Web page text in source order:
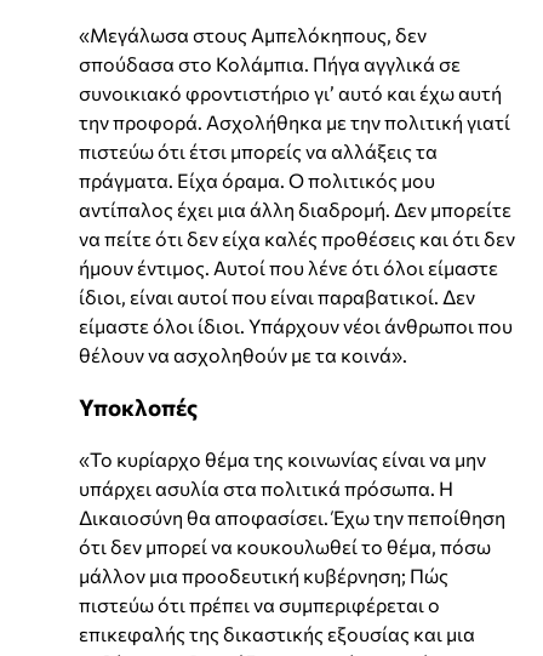
«Μεγάλωσα στους Αμπελόκηπους, δεν
σπούδασα στο Κολάμπια. Πήγα αγγλικά σε
συνοικιακό φροντιστήριο γι’ αυτό και έχω αυτή
την προφορά. Ασχολήθηκα με την πολιτική γιατί
πιστεύω ότι έτσι μπορείς να αλλάξεις τα
πράγματα. Είχα όραμα. Ο πολιτικός μου
αντίπαλος έχει μια άλλη διαδρομή. Δεν μπορείτε
να πείτε ότι δεν είχα καλές προθέσεις και ότι δεν
ήμουν έντιμος. Αυτοί που λένε ότι όλοι είμαστε
ίδιοι, είναι αυτοί που είναι παραβατικοί. Δεν
είμαστε όλοι ίδιοι. Υπάρχουν νέοι άνθρωποι που
θέλουν να ασχοληθούν με τα κοινά».
Υποκλοπές
«Το κυρίαρχο θέμα της κοινωνίας είναι να μην
υπάρχει ασυλία στα πολιτικά πρόσωπα. Η
Δικαιοσύνη θα αποφασίσει. Έχω την πεποίθηση
ότι δεν μπορεί να κουκουλωθεί το θέμα, πόσω
μάλλον μια προοδευτική κυβέρνηση; Πώς
πιστεύω ότι πρέπει να συμπεριφέρεται ο
επικεφαλής της δικαστικής εξουσίας και μια